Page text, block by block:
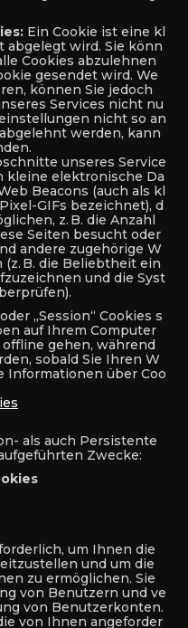
Ein Cookie ist eine kl
abgelegt wird. Sie könn
Cookies abzulehnen
gesendet wird. We
können Sie jedoch
Services nicht nu
nicht so an
werden, kann
unseres Service
kleine elektronische Da
Beacons (auch als kl
GIFs bezeichnet), d
z. B. die Anzahl
Seiten besucht oder
andere zugehörige W
B. die Beliebtheit ein
und die Syst
„Session“ Cookies s
auf Ihrem Computer
gehen, während
sobald Sie Ihren W
Informationen über Coo
als auch Persistente
Zwecke:
um Ihnen die
und um die
zu ermöglichen. Sie
von Benutzern und ve
von Benutzerkonten.
von Ihnen angeforder